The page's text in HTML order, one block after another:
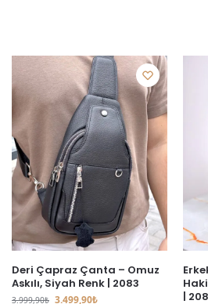
Deri Çapraz Çanta – Omuz
Askılı, Siyah Renk | 2083
3.999,90₺ 3.499,90₺
|